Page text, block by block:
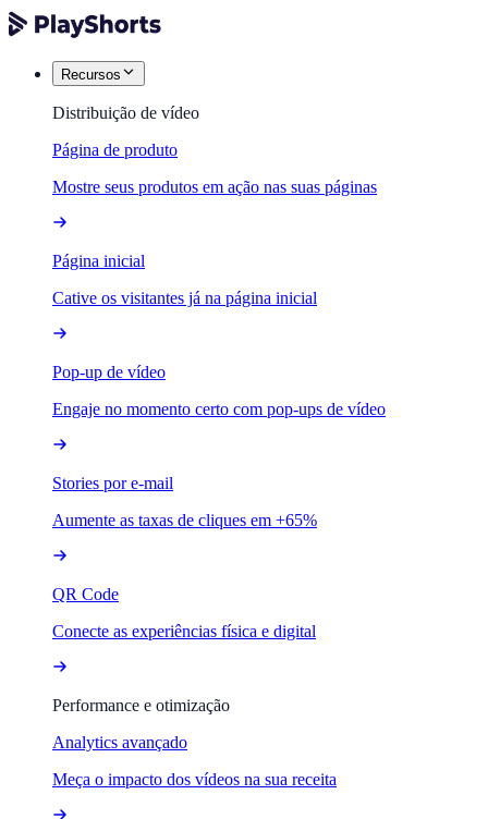
Recursos
Distribuição de vídeo
Página de produto
Mostre seus produtos em ação nas suas páginas
Página inicial
Cative os visitantes já na página inicial
Pop-up de vídeo
Engaje no momento certo com pop-ups de vídeo
Stories por e-mail
Aumente as taxas de cliques em +65%
QR Code
Conecte as experiências física e digital
Performance e otimização
Analytics avançado
Meça o impacto dos vídeos na sua receita